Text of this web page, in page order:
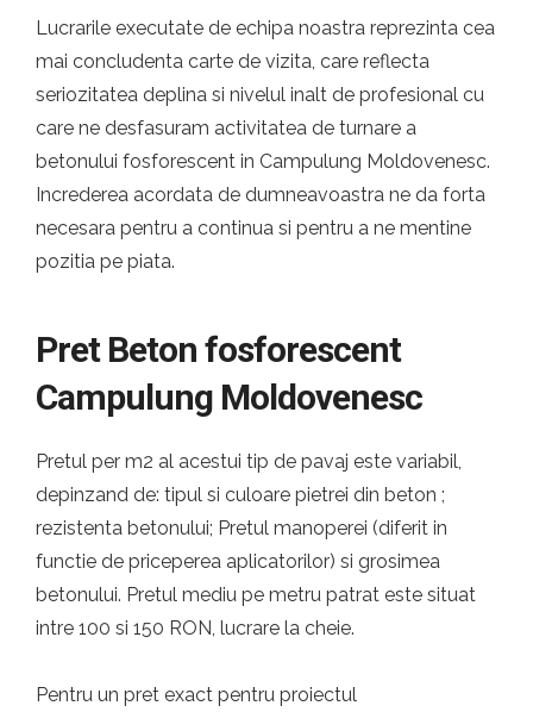
Lucrarile executate de echipa noastra reprezinta cea
mai concludenta carte de vizita, care reflecta
seriozitatea deplina si nivelul inalt de profesional cu
care ne desfasuram activitatea de turnare a
betonului fosforescent in Campulung Moldovenesc.
Increderea acordata de dumneavoastra ne da forta
necesara pentru a continua si pentru a ne mentine
pozitia pe piata.
Pret Beton fosforescent
Campulung Moldovenesc
Pretul per m2 al acestui tip de pavaj este variabil,
depinzand de: tipul si culoare pietrei din beton ;
rezistenta betonului; Pretul manoperei (diferit in
functie de priceperea aplicatorilor) si grosimea
betonului. Pretul mediu pe metru patrat este situat
intre 100 si 150 RON, lucrare la cheie.
Pentru un pret exact pentru proiectul